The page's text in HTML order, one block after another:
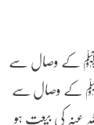
ﷺ کے وصال سے
پر کھڑا نہیں ہونے دیا اور 17 نمازیں حضور ﷺ کے وصال سے
عنہ کی بیعت ہو